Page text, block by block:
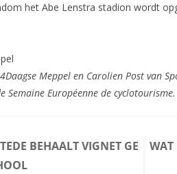
het Abe Lenstra stadion wordt
Meppel en Carolien Post van
Semaine Européenne de cyclotourisme.
BEHAALT VIGNET GE
WAT